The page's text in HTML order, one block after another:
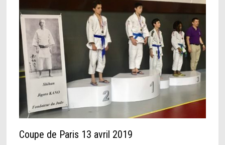
Coupe de Paris 13 avril 2019